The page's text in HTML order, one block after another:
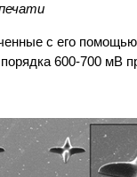
с его
600-700 мВ